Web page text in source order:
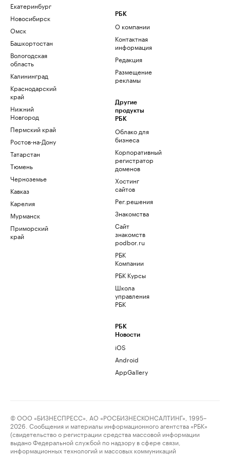
Екатеринбург
Новосибирск
Омск
Башкортостан
Вологодская
область
Калининград
Краснодарский
край
Нижний
Новгород
Пермский край
Ростов-на-Дону
Татарстан
Тюмень
Черноземье
Кавказ
Карелия
Мурманск
Приморский
край
РБК
О компании
Контактная
информация
Редакция
Размещение
рекламы
Другие
продукты
РБК
Облако для
бизнеса
Корпоративный
регистратор
доменов
Хостинг
сайтов
Рег.решения
Знакомства
Сайт
знакомств
podbor.ru
РБК
Компании
РБК Курсы
Школа
управления
РБК
РБК
Новости
iOS
Android
AppGallery
© ООО «БИЗНЕСПРЕСС», АО «РОСБИЗНЕСКОНСАЛТИНГ», 1995–
2026. Сообщения и материалы информационного агентства «РБК»
(свидетельство о регистрации средства массовой информации
выдано Федеральной службой по надзору в сфере связи,
информационных технологий и массовых коммуникаций